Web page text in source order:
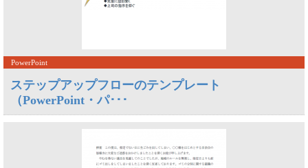
PowerPoint
ステップアップフローのテンプレート
（PowerPoint・パ･･･